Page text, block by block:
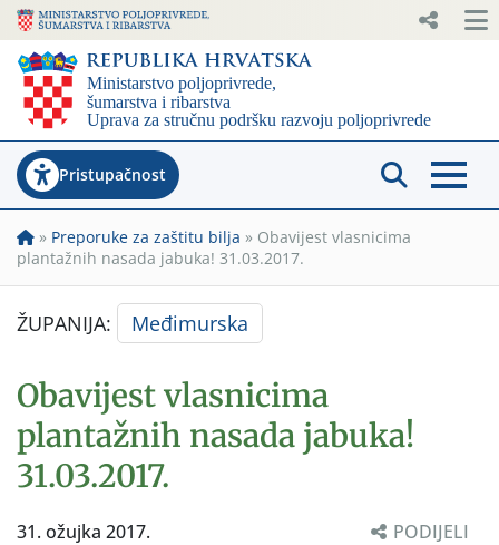
Pristupačnost
» Preporuke za zaštitu bilja » Obavijest vlasnicima
plantažnih nasada jabuka! 31.03.2017.
ŽUPANIJA: Međimurska
Obavijest vlasnicima
plantažnih nasada jabuka!
31.03.2017.
31. ožujka 2017. PODIJELI